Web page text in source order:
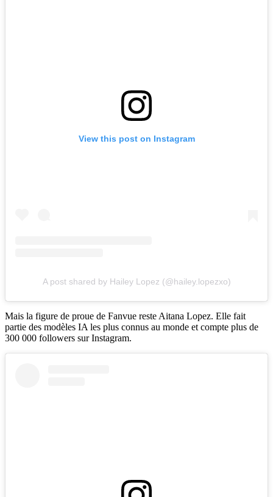
View this post on Instagram
A post shared by Hailey Lopez (@hailey.lopezxo)
Mais la figure de proue de Fanvue reste Aitana Lopez. Elle fait
partie des modèles IA les plus connus au monde et compte plus de
300 000 followers sur Instagram.